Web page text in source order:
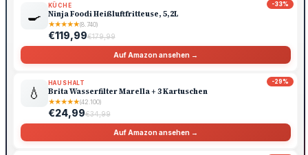
-33%
🍳
KÜCHE
Ninja Foodi Heißluftfritteuse, 5,2L
★★★★★(8.740)
€119,99€179,99
Auf Amazon ansehen →
-29%
💧
HAUSHALT
Brita Wasserfilter Marella + 3 Kartuschen
★★★★★(42.100)
€24,99€34,99
Auf Amazon ansehen →